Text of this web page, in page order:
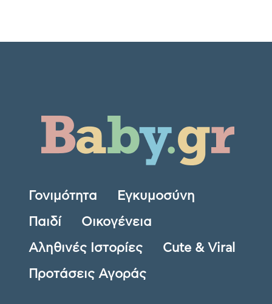
Γονιμότητα Εγκυμοσύνη
Παιδί Οικογένεια
Αληθινές Ιστορίες Cute & Viral
Προτάσεις Αγοράς